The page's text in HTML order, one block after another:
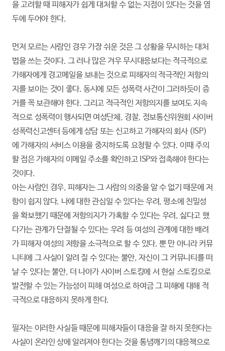
을 고려할 때 피해자가 쉽게 대처할 수 없는 지점이 있다는 것을 염
두에 두어야 한다.
먼저 모르는 사람인 경우 가장 쉬운 것은 그 상황을 무시하는 대처
법을 쓰는 것이다. 그 러나 많은 겨우 무시대응보다는 적극적으로
가해자에게 경고메일을 보내는 것으로 피해자의 적극적인 저항의
지를 보이는 것이 좋다. 동시에 모든 성폭력 사건이 그러하듯이 증
거를 꼭 보관해야 한다. 그리고 적극적인 저항의지를 보여도 지속
적으로 성폭력이 행사되면 여성단체, 경찰, 정보통신위원회 사이버
성폭력신고센터 등에게 상담 또는 신고하고 가해자의 회사 (ISP)
에 가해자의 서비스 이용을 중지하도록 요청할 수 있다. 이때 주의
할 점은 가해자의 이메일 주소를 확인하고 ISP와 접촉해야 한다는
것이다.
아는 사람인 경우, 피해자는 그 사람의 의중을 알 수 없기 때문에 저
항이 쉽지 않다. 나에 대한 관심일 수 있다는 우려, 평소에 친밀성
을 확보했기 때문에 저항의지가 가혹할 수 있다는 우려, 싫다고 했
다가는 관계가 단절될 수 있다는 우려 등 여성의 관계에 대한 배려
가 피해자 여성의 저항을 소극적으로 할 수 있다. 뿐 만 아니라 커뮤
니티에 그 사실이 알려 질 수 있다는 불안, 자신이 그 커뮤니티를 떠
날 수 있다는 불안, 더 나아가 사이버 스토킹에 서 현실 스토킹으로
발전할 수 있는 가능성이 피해 여성으로 하여금 그 피해에 대해 적
극적으로 대응하지 못하게 한다.
필자는 이러한 사실들 때문에 피해자들이 대응을 잘 하지 못한다는
사실이 온라인 상에 알려져야 한다는 것을 통념깨기의 대응책으로